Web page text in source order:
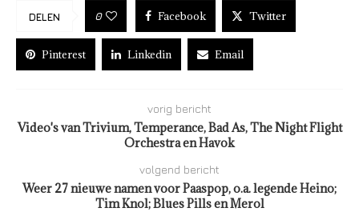
DELEN 0 Facebook Twitter
Pinterest Linkedin Email
vorig bericht
Video's van Trivium, Temperance, Bad As, The Night Flight
Orchestra en Havok
volgend bericht
Weer 27 nieuwe namen voor Paaspop, o.a. legende Heino;
Tim Knol; Blues Pills en Merol